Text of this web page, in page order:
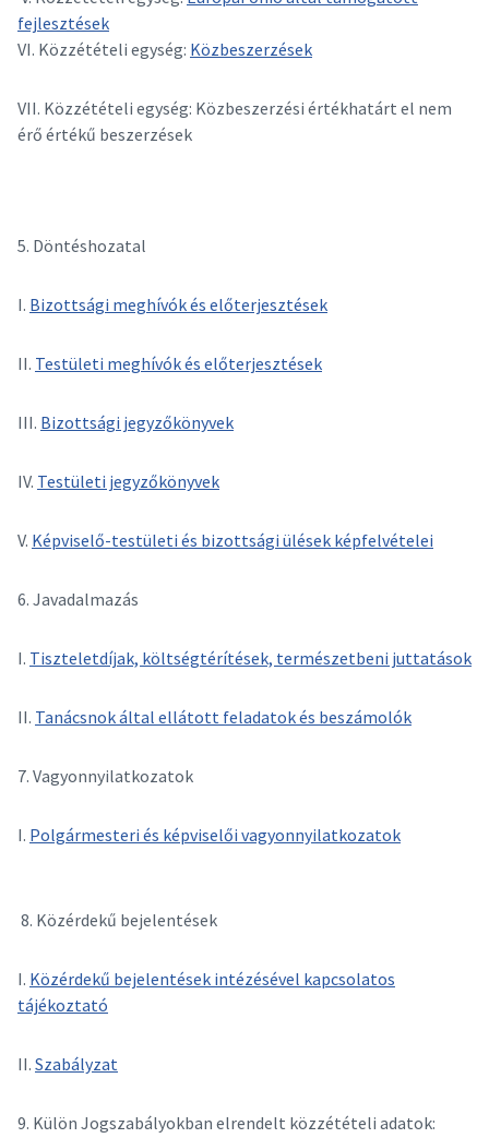
fejlesztések
VI. Közzétételi egység: Közbeszerzések
VII. Közzétételi egység: Közbeszerzési értékhatárt el nem
érő értékű beszerzések
5. Döntéshozatal
I. Bizottsági meghívók és előterjesztések
II. Testületi meghívók és előterjesztések
III. Bizottsági jegyzőkönyvek
IV. Testületi jegyzőkönyvek
V. Képviselő-testületi és bizottsági ülések képfelvételei
6. Javadalmazás
I. Tiszteletdíjak, költségtérítések, természetbeni juttatások
II. Tanácsnok által ellátott feladatok és beszámolók
7. Vagyonnyilatkozatok
I. Polgármesteri és képviselői vagyonnyilatkozatok
8. Közérdekű bejelentések
I. Közérdekű bejelentések intézésével kapcsolatos
tájékoztató
II. Szabályzat
9. Külön Jogszabályokban elrendelt közzétételi adatok: